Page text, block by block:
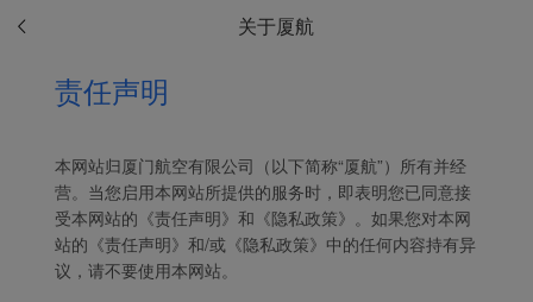
关于厦航
责任声明
本网站归厦门航空有限公司（以下简称“厦航”）所有并经
营。当您启用本网站所提供的服务时，即表明您已同意接
受本网站的《责任声明》和《隐私政策》。如果您对本网
站的《责任声明》和/或《隐私政策》中的任何内容持有异
议，请不要使用本网站。